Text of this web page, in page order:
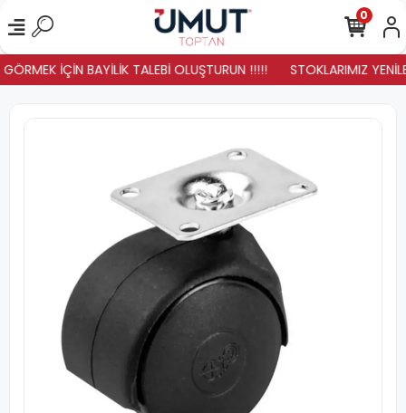
İÇİN BAYİLİK TALEBİ OLUŞTURUN !!!!! STOKLARIMIZ
0